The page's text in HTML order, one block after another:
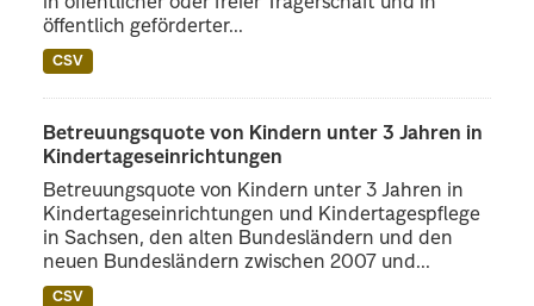
öffentlich geförderter...
CSV
Betreuungsquote von Kindern unter 3 Jahren in
Kindertageseinrichtungen
Betreuungsquote von Kindern unter 3 Jahren in
Kindertageseinrichtungen und Kindertagespflege
in Sachsen, den alten Bundesländern und den
neuen Bundesländern zwischen 2007 und...
CSV